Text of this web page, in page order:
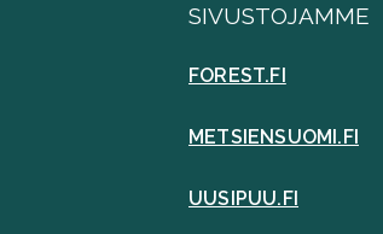
SIVUSTOJAMME
FOREST.FI
METSIENSUOMI.FI
UUSIPUU.FI